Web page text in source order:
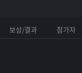
보상/결과 참가자